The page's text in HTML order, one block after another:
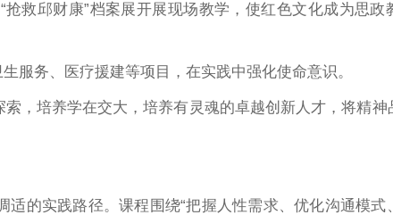
救邱财康”档案展开展现场教学，使红色文化成为思政
服务、医疗援建等项目，在实践中强化使命意识。
，培养学在交大，培养有灵魂的卓越创新人才，将精神
的实践路径。课程围绕“把握人性需求、优化沟通模式